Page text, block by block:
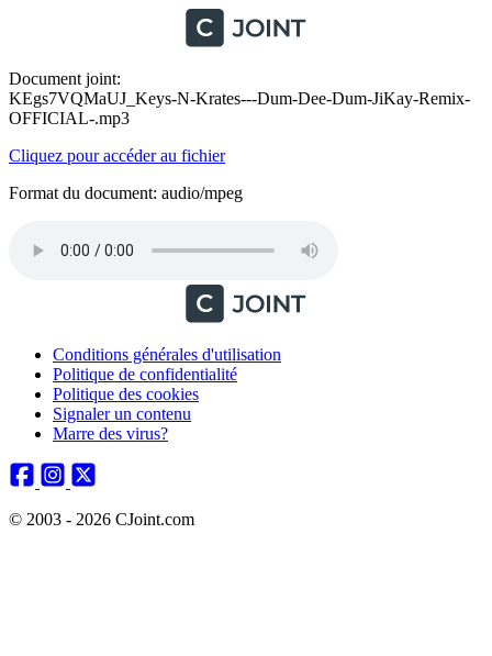
Document joint:
KEgs7VQMaUJ_Keys-N-Krates---Dum-Dee-Dum-JiKay-Remix-
OFFICIAL-.mp3
Cliquez pour accéder au fichier
Format du document: audio/mpeg
Conditions générales d'utilisation
Politique de confidentialité
Politique des cookies
Signaler un contenu
Marre des virus?
© 2003 - 2026 CJoint.com